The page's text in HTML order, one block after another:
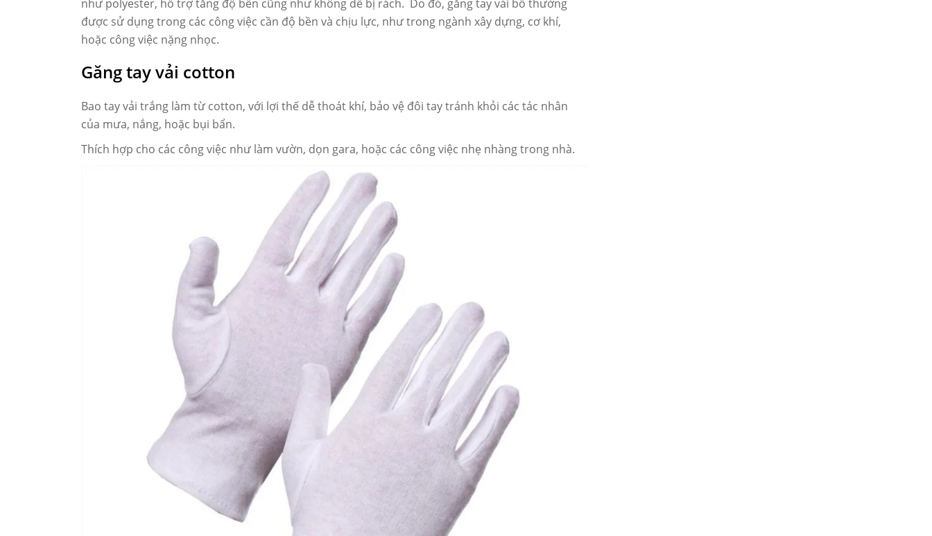
như polyester, hỗ trợ tăng độ bền cũng như không dễ bị rách. Do đó, găng tay vải bố thường
được sử dụng trong các công việc cần độ bền và chịu lực, như trong ngành xây dựng, cơ khí,
hoặc công việc nặng nhọc.
Găng tay vải cotton
Bao tay vải trắng làm từ cotton, với lợi thế dễ thoát khí, bảo vệ đôi tay tránh khỏi các tác nhân
của mưa, nắng, hoặc bụi bẩn.
Thích hợp cho các công việc như làm vườn, dọn gara, hoặc các công việc nhẹ nhàng trong nhà.